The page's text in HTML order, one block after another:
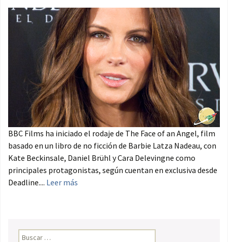
BBC Films ha iniciado el rodaje de The Face of an Angel, film
basado en un libro de no ficción de Barbie Latza Nadeau, con
Kate Beckinsale, Daniel Brühl y Cara Delevingne como
principales protagonistas, según cuentan en exclusiva desde
Deadline.... Leer más
Buscar: